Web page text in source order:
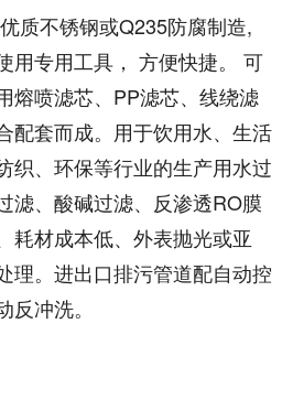
质不锈钢或Q235防腐制造,
用专用工具， 方便快捷。 可
熔喷滤芯、PP滤芯、线绕滤
配套而成。用于饮用水、生活
织、环保等行业的生产用水过
滤、酸碱过滤、反渗透RO膜
耗材成本低、外表抛光或亚
理。进出口排污管道配自动控
冲洗。